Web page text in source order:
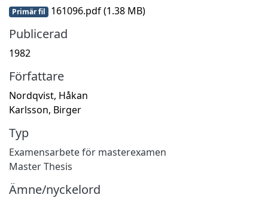
Primär fil 161096.pdf(1.38 MB)
Publicerad
1982
Författare
Nordqvist, Håkan
Karlsson, Birger
Typ
Examensarbete för masterexamen
Master Thesis
Ämne/nyckelord